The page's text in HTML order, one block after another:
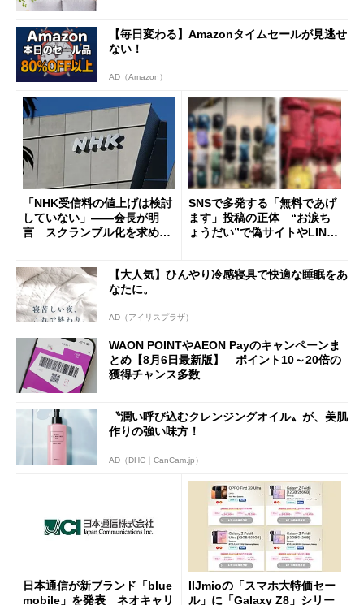
【毎日変わる】Amazonタイムセールが見逃せ
ない！
AD（Amazon）
「NHK受信料の値上げは検討
していない」――会長が明
言 スクランブル化を求める
SNSで多発する「無料であげ
ます」投稿の正体 “お涙ち
ょうだい”で偽サイトやLINE
【大人気】ひんやり冷感寝具で快適な睡眠をあ
なたに。
AD（アイリスプラザ）
WAON POINTやAEON Payのキャンペーンま
とめ【8月6日最新版】 ポイント10～20倍の
獲得チャンス多数
〝潤い呼び込むクレンジングオイル〟が、美肌
作りの強い味方！
AD（DHC｜CanCam.jp）
日本通信が新ブランド「blue
mobile」を発表 ネオキャリ
IIJmioの「スマホ大特価セー
ル」に「Galaxy Z8」シリー